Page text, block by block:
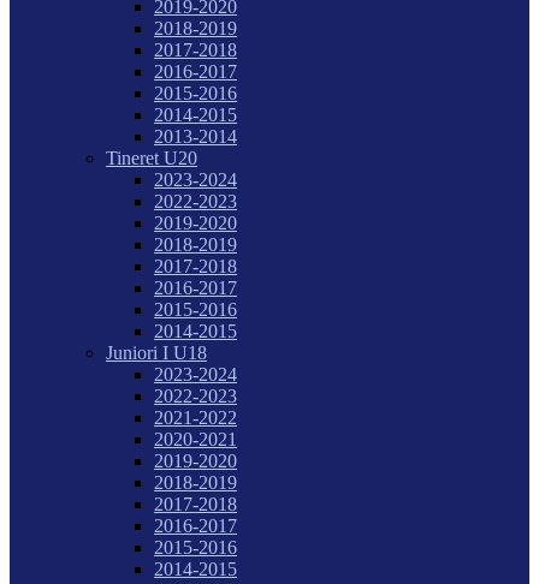
2019-2020
2018-2019
2017-2018
2016-2017
2015-2016
2014-2015
2013-2014
Tineret U20
2023-2024
2022-2023
2019-2020
2018-2019
2017-2018
2016-2017
2015-2016
2014-2015
Juniori I U18
2023-2024
2022-2023
2021-2022
2020-2021
2019-2020
2018-2019
2017-2018
2016-2017
2015-2016
2014-2015